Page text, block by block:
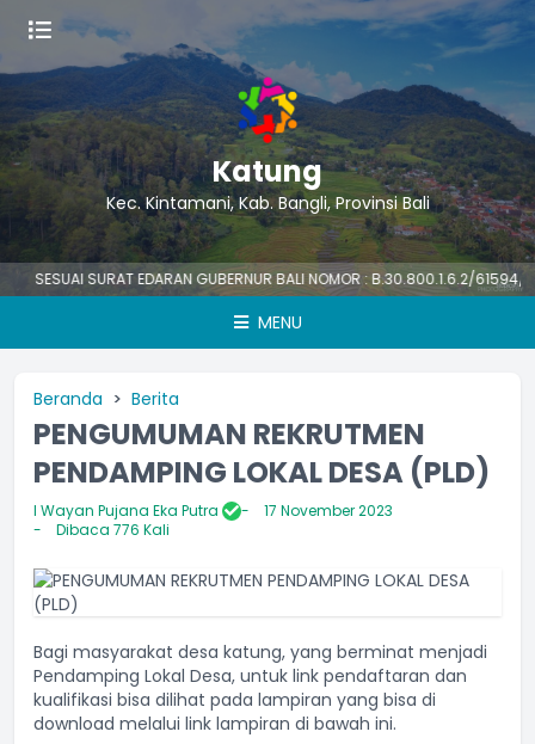
Katung
Kec. Kintamani, Kab. Bangli, Provinsi Bali
SURAT EDARAN GUBERNUR BALI NOMOR : B.30.800.1.6.2/61594/PK/
MENU
Beranda Berita
PENGUMUMAN REKRUTMEN
PENDAMPING LOKAL DESA (PLD)
I Wayan Pujana Eka Putra
17 November 2023
Dibaca 776 Kali
Bagi masyarakat desa katung, yang berminat menjadi
Pendamping Lokal Desa, untuk link pendaftaran dan
kualifikasi bisa dilihat pada lampiran yang bisa di
download melalui link lampiran di bawah ini.